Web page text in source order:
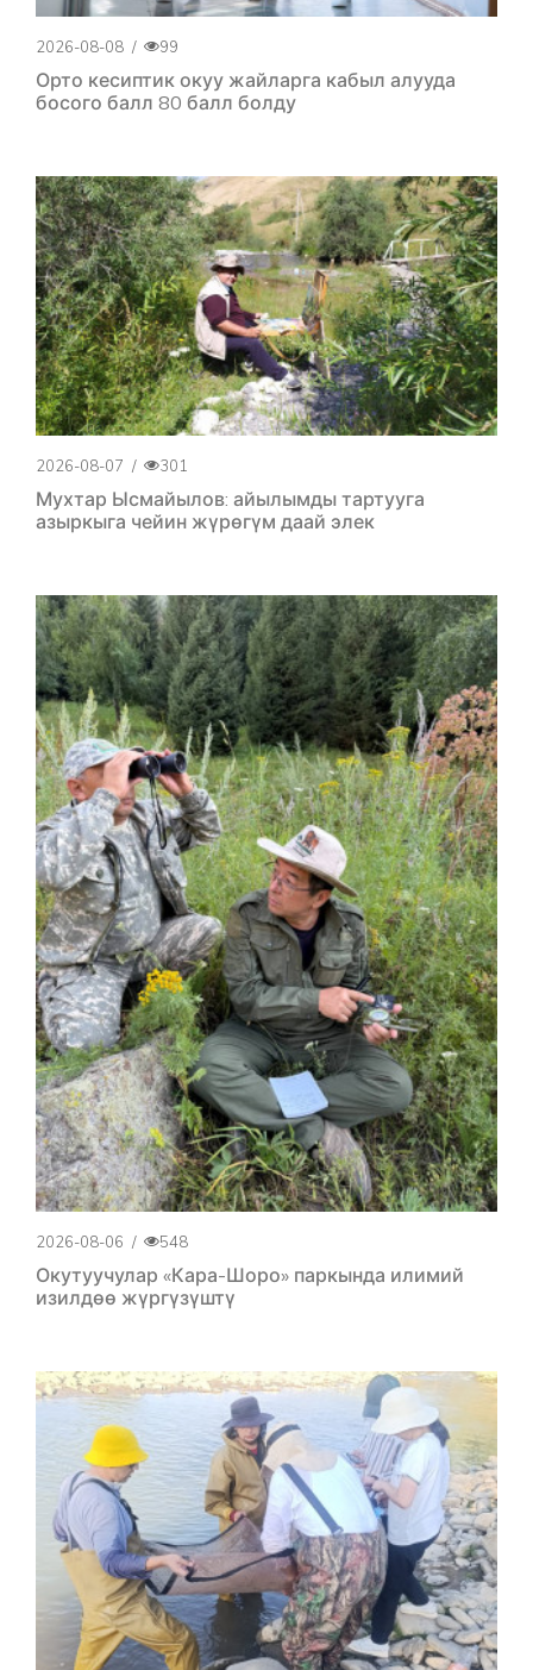
2026-08-08 / 99
Орто кесиптик окуу жайларга кабыл алууда
босого балл 80 балл болду
2026-08-07 / 301
Мухтар Ысмайылов: айылымды тартууга
азыркыга чейин жүрөгүм даай элек
2026-08-06 / 548
Окутуучулар «Кара-Шоро» паркында илимий
изилдөө жүргүзүштү